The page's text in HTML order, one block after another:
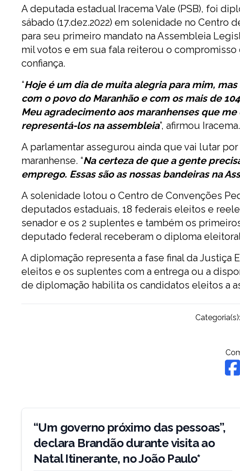
A deputada estadual Iracema Vale (PSB), foi
sábado (17.dez.2022) em solenidade no Centro
para seu primeiro mandato na Assembleia
mil votos e em sua fala reiterou o
confiança.
“Hoje é um dia de muita alegria para mim,
com o povo do Maranhão e com os mais de
Meu agradecimento aos maranhenses que
representá-los na assembleia”, afirmou Iracema.
A parlamentar assegurou ainda que vai lutar
maranhense. “Na certeza de que a gente
emprego. Essas são as nossas bandeiras na
A solenidade lotou o Centro de Convenções
deputados estaduais, 18 federais eleitos e
senador e os 2 suplentes e também os
deputado federal receberam o diploma
A diplomação representa a fase final da
eleitos e os suplentes com a entrega ou a
de diplomação habilita os candidatos eleitos a
Categoria(s):
Navegação
“Um governo próximo das pessoas”,
declara Brandão durante visita ao
Natal Itinerante, no João Paulo*